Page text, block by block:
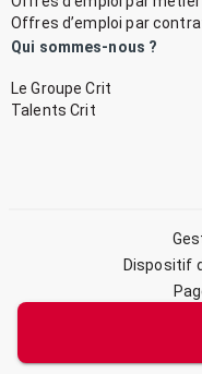
Offres d’emploi par
Qui sommes-nous ?
Le Groupe Crit
Talents Crit
Dispositif